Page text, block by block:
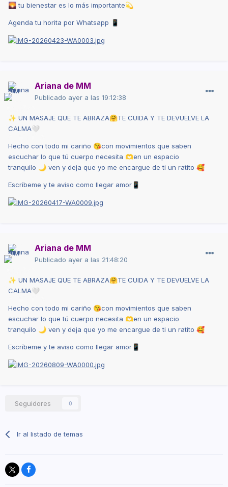
🌄 tu bienestar es lo más importante💫
Agenda tu horita por Whatsapp 📱
Ariana de MM
Publicado ayer a las 19:12:38
✨ UN MASAJE QUE TE ABRAZA🤗TE CUIDA Y TE DEVUELVE LA
CALMA 🤍
Hecho con todo mi cariño 😘con movimientos que saben
escuchar lo que tú cuerpo necesita 🫶en un espacio
tranquilo 🌙 ven y deja que yo me encargue de ti un ratito 🥰
Escríbeme y te aviso como llegar amor 📱
Ariana de MM
Publicado ayer a las 21:48:20
✨ UN MASAJE QUE TE ABRAZA🤗TE CUIDA Y TE DEVUELVE LA
CALMA 🤍
Hecho con todo mi cariño 😘con movimientos que saben
escuchar lo que tú cuerpo necesita 🫶en un espacio
tranquilo 🌙 ven y deja que yo me encargue de ti un ratito 🥰
Escríbeme y te aviso como llegar amor 📱
Seguidores 0
Ir al listado de temas